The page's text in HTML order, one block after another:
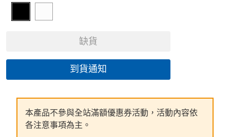
缺貨
到貨通知
本產品不參與全站滿額優惠券活動，活動內容依
各注意事項為主。